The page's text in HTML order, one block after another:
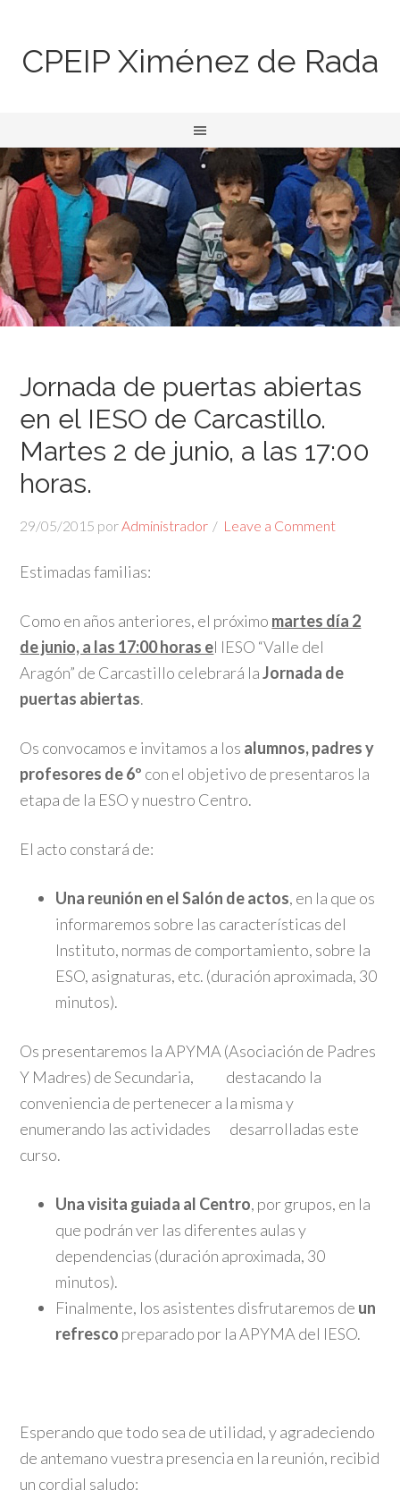
CPEIP Ximénez de Rada
Jornada de puertas abiertas
en el IESO de Carcastillo.
Martes 2 de junio, a las 17:00
horas.
29/05/2015 porAdministrador Leave a Comment
Estimadas familias:
Como en años anteriores, el próximo martes día 2
de junio, a las 17:00 horas el IESO “Valle del
Aragón” de Carcastillo celebrará laJornada de
puertas abiertas.
Os convocamos e invitamos a los alumnos, padres y
profesores de 6º con el objetivo de presentaros la
etapa de la ESO y nuestro Centro.
El acto constará de:
Una reunión en el Salón de actos, en la que os
informaremos sobre las características del
Instituto, normas de comportamiento, sobre la
ESO, asignaturas, etc. (duración aproximada, 30
minutos).
Os presentaremos la APYMA (Asociación de Padres
Y Madres) de Secundaria, destacando la
conveniencia de pertenecer a la misma y
enumerando las actividades desarrolladas este
curso.
Una visita guiada al Centro, por grupos, en la
que podrán ver las diferentes aulas y
dependencias (duración aproximada, 30
minutos).
Finalmente, los asistentes disfrutaremos de un
refresco preparado por la APYMA del IESO.
Esperando que todo sea de utilidad, y agradeciendo
de antemano vuestra presencia en la reunión, recibid
un cordial saludo: